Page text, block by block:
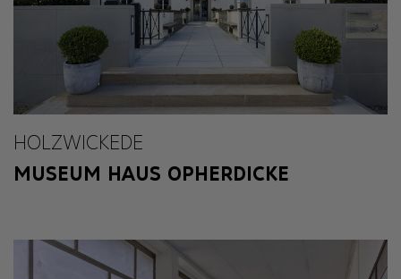
HOLZWICKEDE
MUSEUM HAUS OPHERDICKE